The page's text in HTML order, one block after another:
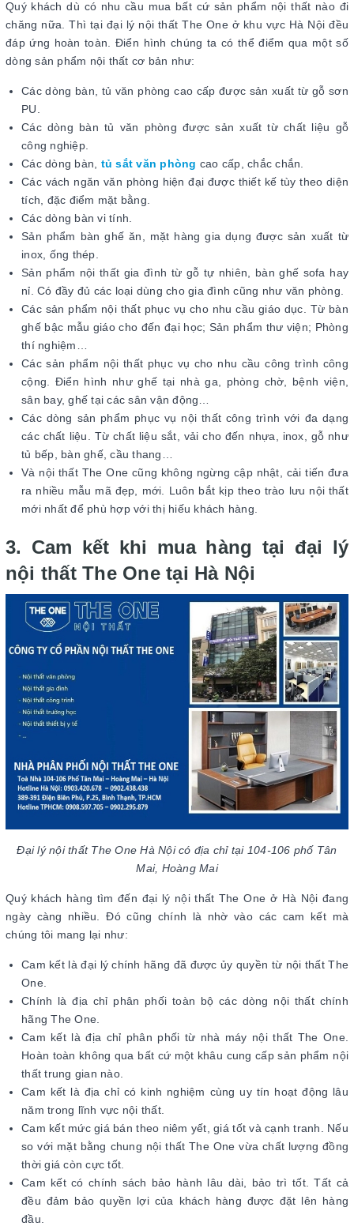
Quý khách dù có nhu cầu mua bất cứ sản phẩm nội thất nào đi
chăng nữa. Thì tại đại lý nội thất The One ở khu vực Hà Nội đều
đáp ứng hoàn toàn. Điển hình chúng ta có thể điểm qua một số
dòng sản phẩm nội thất cơ bản như:
Các dòng bàn, tủ văn phòng cao cấp được sản xuất từ gỗ sơn
PU.
Các dòng bàn tủ văn phòng được sản xuất từ chất liệu gỗ
công nghiệp.
Các dòng bàn, tủ sắt văn phòng cao cấp, chắc chắn.
Các vách ngăn văn phòng hiện đại được thiết kế tùy theo diện
tích, đặc điểm mặt bằng.
Các dòng bàn vi tính.
Sản phẩm bàn ghế ăn, mặt hàng gia dụng được sản xuất từ
inox, ống thép.
Sản phẩm nội thất gia đình từ gỗ tự nhiên, bàn ghế sofa hay
nỉ. Có đầy đủ các loại dùng cho gia đình cũng như văn phòng.
Các sản phẩm nội thất phục vụ cho nhu cầu giáo dục. Từ bàn
ghế bậc mẫu giáo cho đến đại học; Sản phẩm thư viện; Phòng
thí nghiệm…
Các sản phẩm nội thất phục vụ cho nhu cầu công trình công
cộng. Điển hình như ghế tại nhà ga, phòng chờ, bệnh viện,
sân bay, ghế tại các sân vận động…
Các dòng sản phẩm phục vụ nội thất công trình với đa dạng
các chất liệu. Từ chất liệu sắt, vải cho đến nhựa, inox, gỗ như
tủ bếp, bàn ghế, cầu thang…
Và nội thất The One cũng không ngừng cập nhật, cải tiến đưa
ra nhiều mẫu mã đẹp, mới. Luôn bắt kịp theo trào lưu nội thất
mới nhất để phù hợp với thị hiếu khách hàng.
3. Cam kết khi mua hàng tại đại lý
nội thất The One tại Hà Nội
Đại lý nội thất The One Hà Nội có địa chỉ tại 104-106 phố Tân
Mai, Hoàng Mai
Quý khách hàng tìm đến đại lý nội thất The One ở Hà Nội đang
ngày càng nhiều. Đó cũng chính là nhờ vào các cam kết mà
chúng tôi mang lại như:
Cam kết là đại lý chính hãng đã được ủy quyền từ nội thất The
One.
Chính là địa chỉ phân phối toàn bộ các dòng nội thất chính
hãng The One.
Cam kết là địa chỉ phân phối từ nhà máy nội thất The One.
Hoàn toàn không qua bất cứ một khâu cung cấp sản phẩm nội
thất trung gian nào.
Cam kết là địa chỉ có kinh nghiệm cùng uy tín hoạt động lâu
năm trong lĩnh vực nội thất.
Cam kết mức giá bán theo niêm yết, giá tốt và cạnh tranh. Nếu
so với mặt bằng chung nội thất The One vừa chất lượng đồng
thời giá còn cực tốt.
Cam kết có chính sách bảo hành lâu dài, bảo trì tốt. Tất cả
đều đảm bảo quyền lợi của khách hàng được đặt lên hàng
đầu.